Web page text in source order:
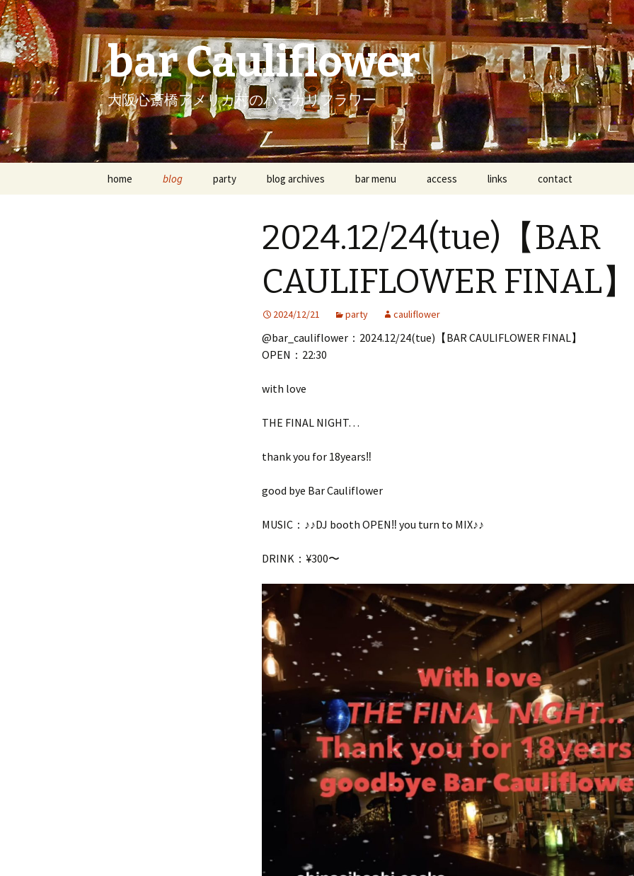
bar Cauliflower
大阪心斎橋アメリカ村のバーカリフラワー
コンテンツへ移動
home blog party blog archives
bar menu info
bar menu access links contact
2024.12/24(tue)【BAR
CAULIFLOWER FINAL
2024/12/21 party cauliflower
@bar_cauliflower：2024.12/24(tue)【BAR CAULIFLOWER FINAL】
OPEN：22:30
with love
THE FINAL NIGHT…
thank you for 18years‼︎
good bye Bar Cauliflower
MUSIC：♪♪DJ booth OPEN‼︎ you turn to MIX♪♪
DRINK：¥300〜